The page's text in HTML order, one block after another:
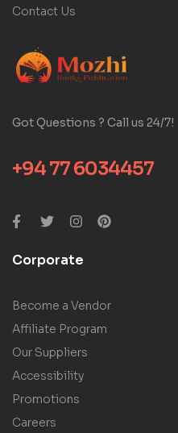
Contact Us
Got Questions ? Call us 24/7!
+94 77 6034457
Corporate
Become a Vendor
Affiliate Program
Our Suppliers
Accessibility
Promotions
Careers